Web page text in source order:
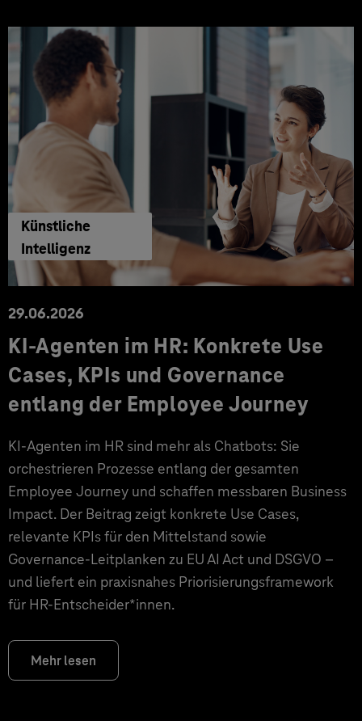
Künstliche
Intelligenz
29.06.2026
KI‑Agenten im HR: Konkrete Use
Cases, KPIs und Governance
entlang der Employee Journey
KI‑Agenten im HR sind mehr als Chatbots: Sie
orchestrieren Prozesse entlang der gesamten
Employee Journey und schaffen messbaren Business
Impact. Der Beitrag zeigt konkrete Use Cases,
relevante KPIs für den Mittelstand sowie
Governance‑Leitplanken zu EU AI Act und DSGVO –
und liefert ein praxisnahes Priorisierungsframework
für HR‑Entscheider*innen.
Mehr lesen